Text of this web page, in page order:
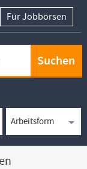
Für Jobbörsen